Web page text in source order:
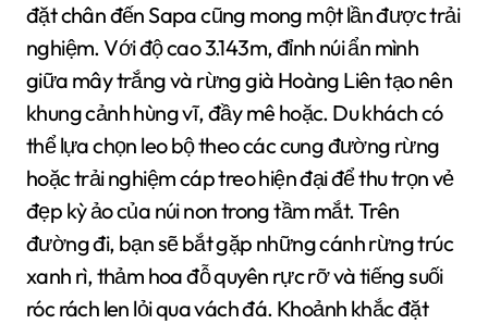
đặt chân đến Sapa cũng mong một lần được trải
nghiệm. Với độ cao 3.143m, đỉnh núi ẩn mình
giữa mây trắng và rừng già Hoàng Liên tạo nên
khung cảnh hùng vĩ, đầy mê hoặc. Du khách có
thể lựa chọn leo bộ theo các cung đường rừng
hoặc trải nghiệm cáp treo hiện đại để thu trọn vẻ
đẹp kỳ ảo của núi non trong tầm mắt. Trên
đường đi, bạn sẽ bắt gặp những cánh rừng trúc
xanh rì, thảm hoa đỗ quyên rực rỡ và tiếng suối
róc rách len lỏi qua vách đá. Khoảnh khắc đặt